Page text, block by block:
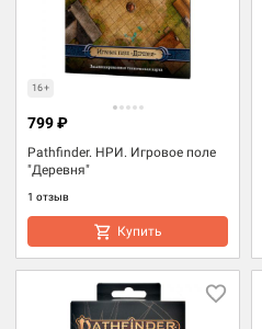
16+
Pathfinder. НРИ. Игровое поле
"Деревня"
1 отзыв
799 ₽
Купить